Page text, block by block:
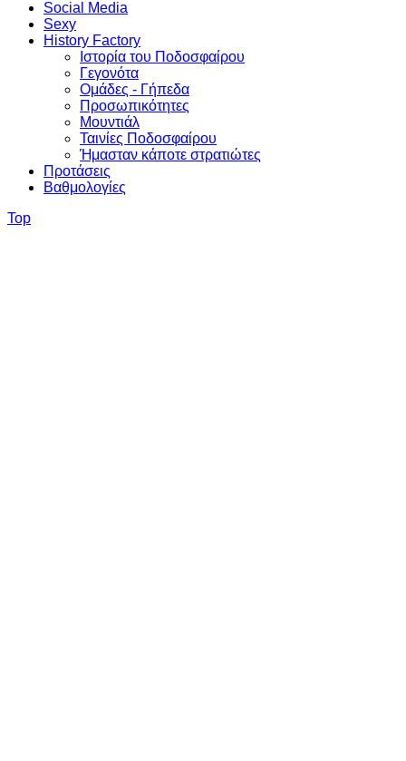
Social Media
Sexy
History Factory
Ιστορία του Ποδοσφαίρου
Γεγονότα
Ομάδες - Γήπεδα
Προσωπικότητες
Μουντιάλ
Ταινίες Ποδοσφαίρου
Ήμασταν κάποτε στρατιώτες
Προτάσεις
Βαθμολογίες
Top